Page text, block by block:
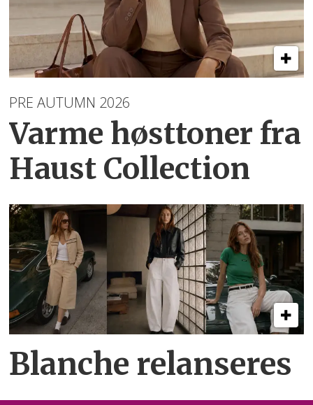
PRE AUTUMN 2026
Varme høsttoner fra
Haust Collection
Blanche relanseres